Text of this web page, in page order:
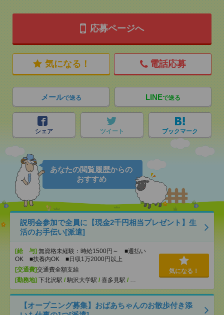
応募ページへ
気になる！ 電話応募
メールで送る LINEで送る
シェア ツイート ブックマーク
あなたの閲覧履歴からの
おすすめ
説明会参加で全員に【現金2千円相当プレゼント】生
活のお手伝い[派遣]
[給 与] 無資格未経験：時給1500円～ ■週払い
OK ■扶養内OK ■日収1万2000円以上
[交通費]交通費全額支給
[勤務地] 下北沢駅 / 駒沢大学駅 / 喜多見駅 / …
気になる！
【オープニング募集】おばあちゃんのお散歩付き添